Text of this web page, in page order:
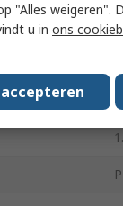
"Alles weigeren".
u in ons